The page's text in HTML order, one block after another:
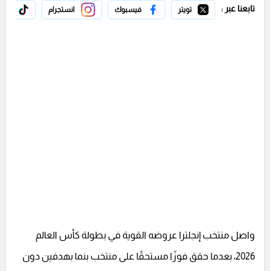
تابعنا عبر : تويتر فيسبوك انستجرام
واصل منتخب إنجلترا عروضه القوية في بطولة كأس العالم
2026، بعدما حقق فوزًا مستحقًا على منتخب بنما بهدفين دون